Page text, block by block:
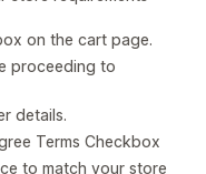
on the cart page.
proceeding to
details.
Terms Checkbox
to match your store